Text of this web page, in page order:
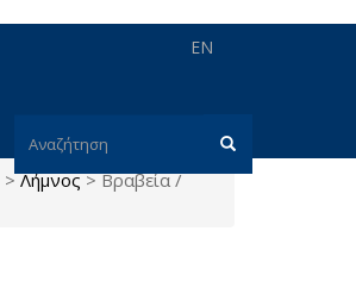
EN
Φόρμα
αναζήτησης
Αναζήτηση
> Λήμνος > Βραβεία /